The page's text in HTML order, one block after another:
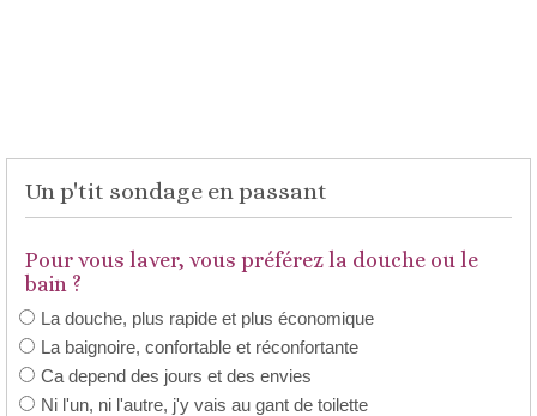
Un p'tit sondage en passant
Pour vous laver, vous préférez la douche ou le
bain ?
La douche, plus rapide et plus économique
La baignoire, confortable et réconfortante
Ca depend des jours et des envies
Ni l'un, ni l'autre, j'y vais au gant de toilette